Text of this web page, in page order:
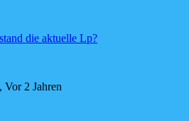
die aktuelle Lp?
, Vor 2 Jahren